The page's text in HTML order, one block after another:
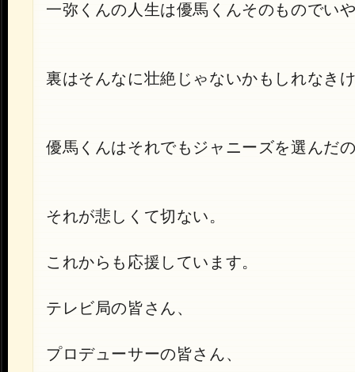
一弥くんの人生は優馬くんそのものでい
裏はそんなに壮絶じゃないかもしれなき
優馬くんはそれでもジャニーズを選んだ
それが悲しくて切ない。
これからも応援しています。
テレビ局の皆さん、
プロデューサーの皆さん、